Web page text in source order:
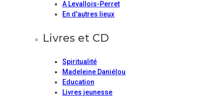
A Levallois-Perret
En d'autres lieux
Livres et CD
Spiritualité
Madeleine Daniélou
Education
Livres jeunesse